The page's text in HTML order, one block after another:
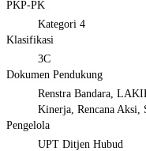
PKP-PK
Kategori 4
Klasifikasi
3C
Dokumen Pendukung
Renstra Bandara,
Kinerja, Rencana Aksi,
Pengelola
UPT Ditjen Hubud